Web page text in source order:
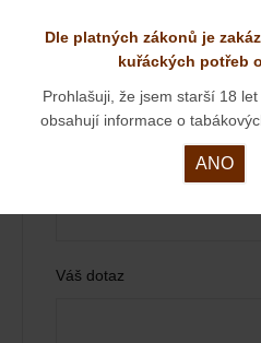
528 229
neboinfo@dymky-
Vaše jméno
Váš dotaz
Dle platných zákonů je
kuřáckých potřeb
Prohlašuji, že jsem starší 18
obsahují informace o
ANO